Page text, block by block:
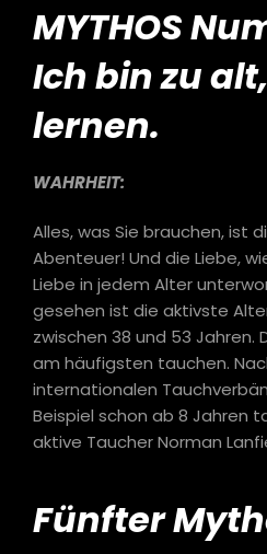
MYTHOS
Ich bin zu
lernen.
WAHRHEIT:
Alles, was Sie brauchen, ist
Abenteuer! Und die Liebe,
Liebe in jedem Alter
gesehen ist die aktivste
zwischen 38 und 53 Jahren.
am häufigsten tauchen.
internationalen
Beispiel schon ab 8 Jahren
aktive Taucher Norman
Fünfter